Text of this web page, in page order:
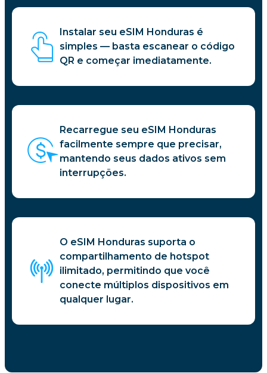
Instalar seu eSIM Honduras é
simples — basta escanear o código
QR e começar imediatamente.
Recarregue seu eSIM Honduras
facilmente sempre que precisar,
mantendo seus dados ativos sem
interrupções.
O eSIM Honduras suporta o
compartilhamento de hotspot
ilimitado, permitindo que você
conecte múltiplos dispositivos em
qualquer lugar.